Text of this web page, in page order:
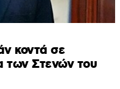
κοντά σε
των Στενών του